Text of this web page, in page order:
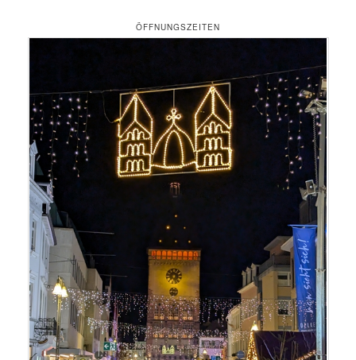
ÖFFNUNGSZEITEN